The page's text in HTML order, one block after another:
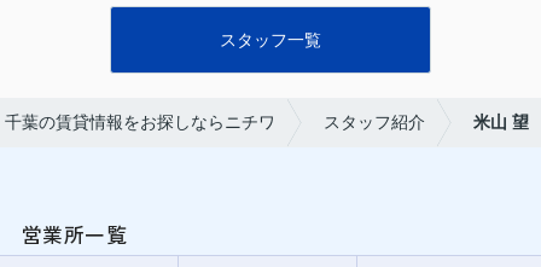
スタッフ一覧
葉の賃貸情報をお探しならニチワ スタッフ紹介 米山 望
営業所一覧